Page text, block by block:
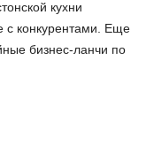
кухни
с конкурентами. Еще
бизнес-ланчи по